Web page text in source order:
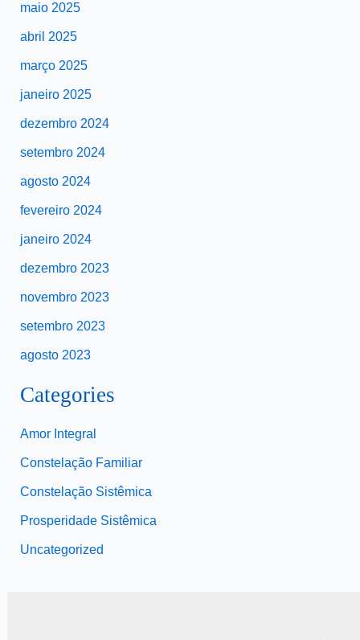
maio 2025
abril 2025
março 2025
janeiro 2025
dezembro 2024
setembro 2024
agosto 2024
fevereiro 2024
janeiro 2024
dezembro 2023
novembro 2023
setembro 2023
agosto 2023
Categories
Amor Integral
Constelação Familiar
Constelação Sistêmica
Prosperidade Sistêmica
Uncategorized